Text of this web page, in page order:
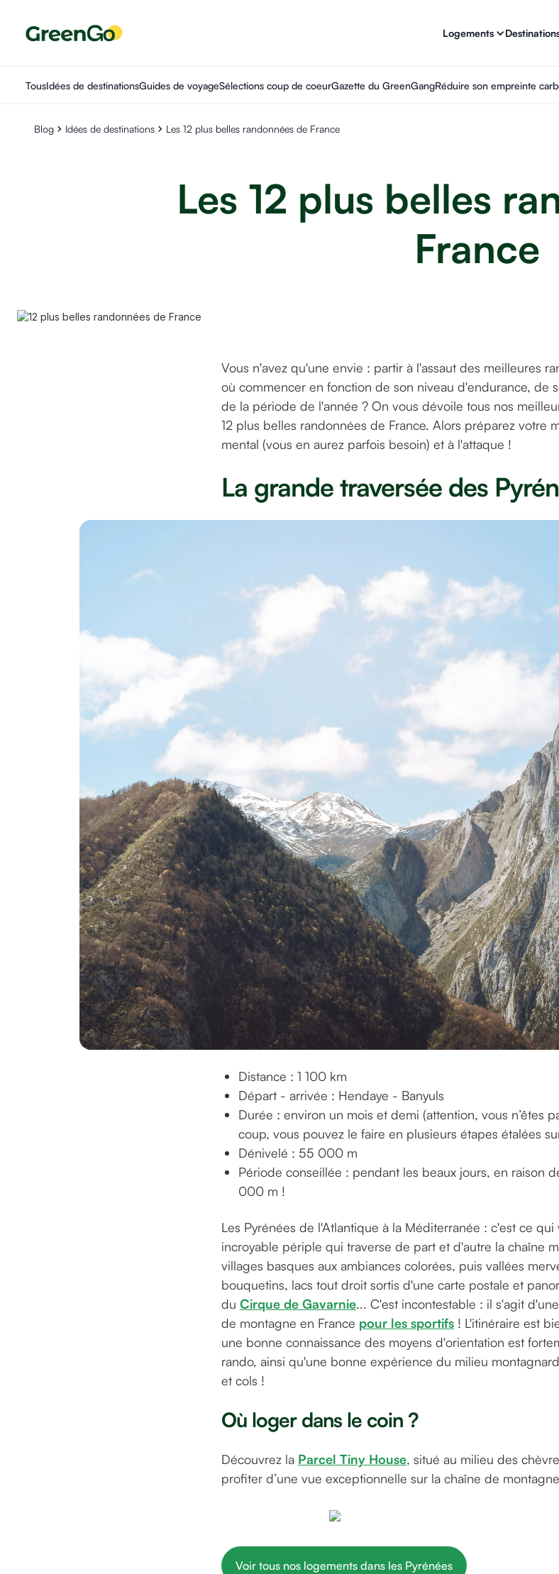
Logements
TousIdées de destinationsGuides de voyageSélections coup de coeurGazette du GreenGangRéduire son empreinte
Blog Idées de destinations Les 12 plus belles randonnées de France
Les 12 plus belles
France
Vous n'avez qu'une envie : partir à l'assaut des meilleures
où commencer en fonction de son niveau d'endurance, de
de la période de l'année ? On vous dévoile tous nos
12 plus belles randonnées de France. Alors préparez votre
mental (vous en aurez parfois besoin) et à l'attaque !
La grande traversée des
Distance : 1 100 km
Départ - arrivée : Hendaye - Banyuls
Durée : environ un mois et demi (attention, vous n’êtes
coup, vous pouvez le faire en plusieurs étapes étalées
Dénivelé : 55 000 m
Période conseillée : pendant les beaux jours, en raison
000 m !
Les Pyrénées de l'Atlantique à la Méditerranée : c'est ce
incroyable périple qui traverse de part et d'autre la chaîne
villages basques aux ambiances colorées, puis vallées
bouquetins, lacs tout droit sortis d'une carte postale et
du Cirque de Gavarnie... C'est incontestable : il s'agit
de montagne en France pour les sportifs ! L'itinéraire est
une bonne connaissance des moyens d'orientation est
rando, ainsi qu'une bonne expérience du milieu
et cols !
Où loger dans le coin ?
Découvrez la Parcel Tiny House, situé au milieu des
profiter d’une vue exceptionnelle sur la chaîne de
Voir tous nos logements dans les Pyrénées